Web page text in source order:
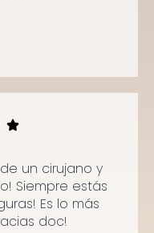
un cirujano y
Siempre estás
Es lo más
doc!